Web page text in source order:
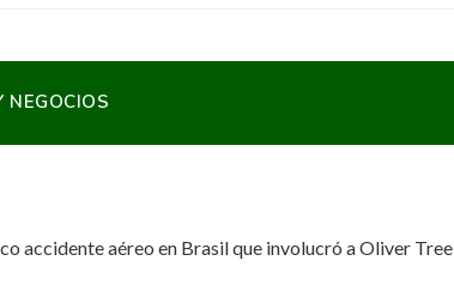
NEGOCIOS
accidente aéreo en Brasil que involucró a Oliver